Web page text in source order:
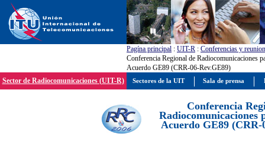
Pagína principal : UIT-R : Conferencias y
Conferencia Regional de Radiocomunicaciones
Acuerdo GE89 (CRR-06-Rev.GE89)
Sector de Radiocomunicaciones (UIT-R)
Conferencia
Radiocomunicaciones
Acuerdo GE89 (CRR-
Sectores de la UIT Sala de prensa